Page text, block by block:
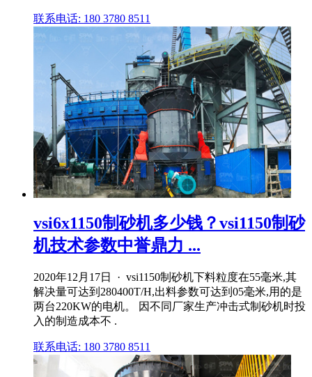
联系电话: 180 3780 8511
vsi6x1150制砂机多少钱？vsi1150制砂
机技术参数中誉鼎力 ...
2020年12月17日 · vsi1150制砂机下料粒度在55毫米,其
解决量可达到280400T/H,出料参数可达到05毫米,用的是
两台220KW的电机。 因不同厂家生产冲击式制砂机时投
入的制造成本不 .
联系电话: 180 3780 8511